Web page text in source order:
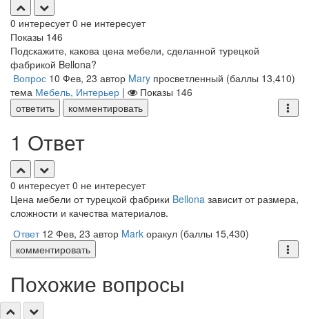
0 интересует 0 не интересует
Показы 146
Подскажите, какова цена мебели, сделанной турецкой
фабрикой Bellona?
Вопрос 10 Фев, 23 автор Mary просветленный (баллы 13,410)
тема Мебель, Интерьер | Показы 146
ответить
комментировать
1 Ответ
0 интересует 0 не интересует
Цена мебели от турецкой фабрики Bellona зависит от размера,
сложности и качества материалов.
Ответ 12 Фев, 23 автор Mark оракул (баллы 15,430)
комментировать
Похожие вопросы